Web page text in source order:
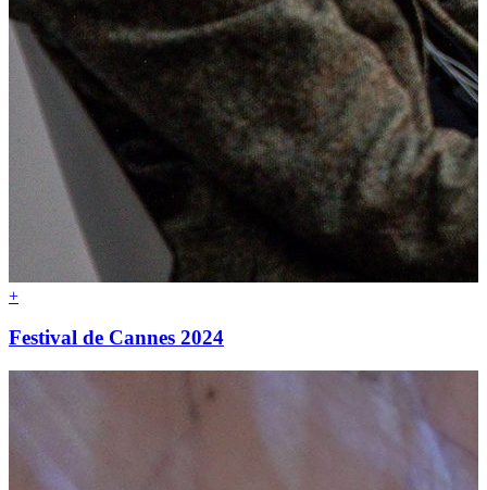
+
Festival de Cannes 2024